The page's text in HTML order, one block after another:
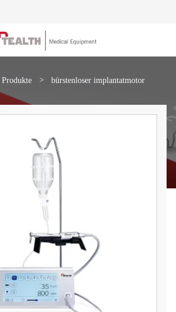
Produkte > bürstenloser implantatmotor